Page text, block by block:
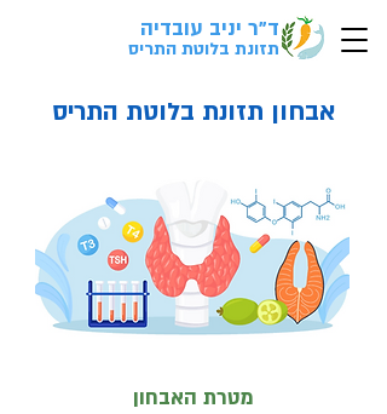
ד"ר יניב עובדיה
תזונת בלוטת התריס
אבחון תזונת בלוטת התריס
מטרת האבחון